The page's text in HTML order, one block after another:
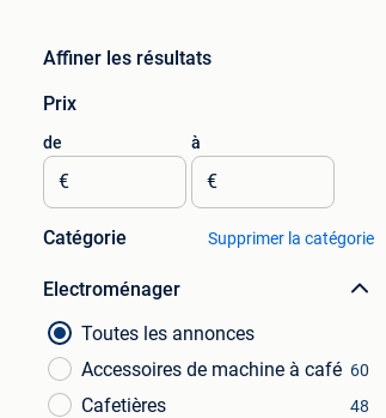
Affiner les résultats
Prix
de
€
à
€
Catégorie Supprimer la catégorie
Electroménager
Toutes les annonces
Accessoires de machine à café 60
Cafetières 48